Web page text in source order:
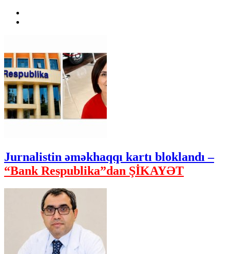
Jurnalistin əməkhaqqı kartı bloklandı –
“Bank Respublika”dan ŞİKAYƏT